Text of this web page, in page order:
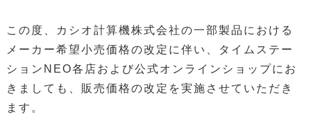
この度、カシオ計算機株式会社の一部製品における
メーカー希望小売価格の改定に伴い、タイムステー
ションNEO各店および公式オンラインショップにお
きましても、販売価格の改定を実施させていただき
ます。